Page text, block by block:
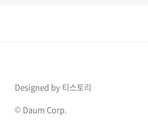
Designed by 티스토리
© Daum Corp.